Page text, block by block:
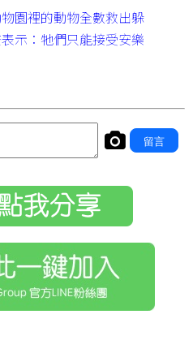
園裡的動物全數救出躲
示：牠們只能接受安樂